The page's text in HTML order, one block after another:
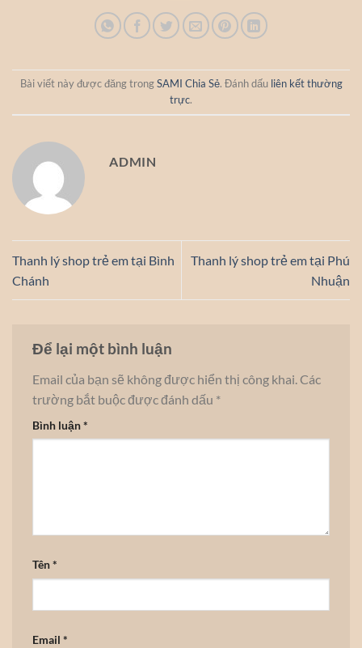
Bài viết này được đăng trongSAMI Chia Sẻ. Đánh dấu liên kết thường
trực.
ADMIN
Thanh lý shop trẻ em tại Bình
Chánh
Thanh lý shop trẻ em tại Phú
Nhuận
Để lại một bình luận
Email của bạn sẽ không được hiển thị công khai. Các
trường bắt buộc được đánh dấu *
Bình luận*
Tên*
Email *